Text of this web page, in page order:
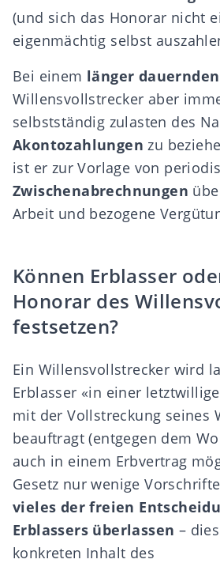
(und sich das Honorar nicht
eigenmächtig selbst
Bei einem länger
Willensvollstrecker aber
selbstständig zulasten des
Akontozahlungen zu
ist er zur Vorlage von
Zwischenabrechnungen
Arbeit und bezogene
Können Erblasser
Honorar des
festsetzen?
Ein Willensvollstrecker wird
Erblasser «in einer
mit der Vollstreckung seines
beauftragt (entgegen dem
auch in einem Erbvertrag
Gesetz nur wenige
vieles der freien
Erblassers überlassen –
konkreten Inhalt des